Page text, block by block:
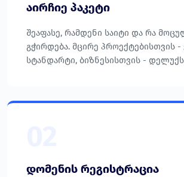
აირჩიე პაკეტი
შეაფასე, რამდენი საიტი და რა
გჭირდება. მცირე პროექტებისთვის
სტანდარტი, ბიზნესისთვის -
დომენის რეგისტრაცია